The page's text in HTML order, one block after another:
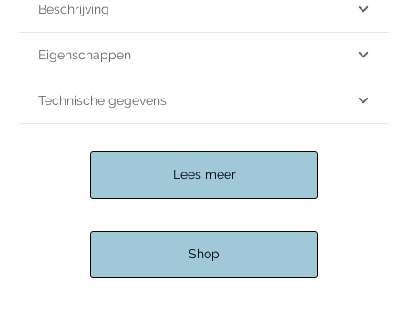
Beschrijving
Eigenschappen
Technische gegevens
Lees meer
Shop